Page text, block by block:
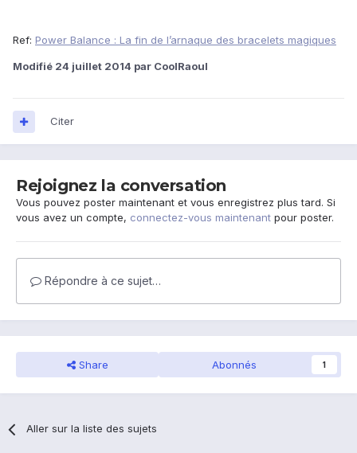
Ref: Power Balance : La fin de l’arnaque des bracelets magiques
Modifié 24 juillet 2014 par CoolRaoul
Citer
Rejoignez la conversation
Vous pouvez poster maintenant et vous enregistrez plus tard. Si
vous avez un compte, connectez-vous maintenant pour poster.
Répondre à ce sujet…
Share Abonnés 1
Aller sur la liste des sujets